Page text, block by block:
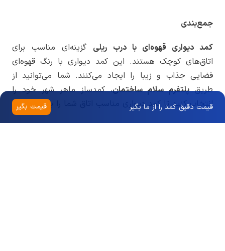
جمع‌بندی
کمد دیواری قهوه‌ای با درب ریلی گزینه‌ای مناسب برای
اتاق‌های کوچک هستند. این کمد دیواری با رنگ قهوه‌ای
فضایی جذاب و زیبا را ایجاد می‌کنند. شما می‌توانید از
طریقپلتفرم سلام ساختمان، کمدساز ماهر شهر خود را
انتخاب کنید تا کمد دیواری مناسب اتاق شما را بسازد.
قیمت دقیق کمد را از ما بگیر قیمت بگیر